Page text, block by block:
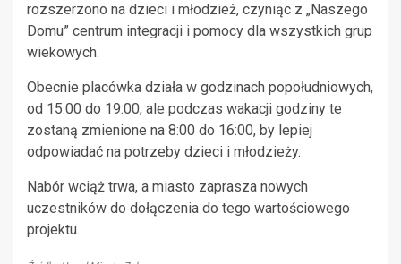
rozszerzono na dzieci i młodzież, czyniąc z „Naszego
Domu” centrum integracji i pomocy dla wszystkich grup
wiekowych.
Obecnie placówka działa w godzinach popołudniowych,
od 15:00 do 19:00, ale podczas wakacji godziny te
zostaną zmienione na 8:00 do 16:00, by lepiej
odpowiadać na potrzeby dzieci i młodzieży.
Nabór wciąż trwa, a miasto zaprasza nowych
uczestników do dołączenia do tego wartościowego
projektu.